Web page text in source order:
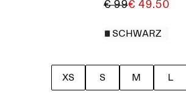
€ 99€ 49.50
SCHWARZ
XS S M L